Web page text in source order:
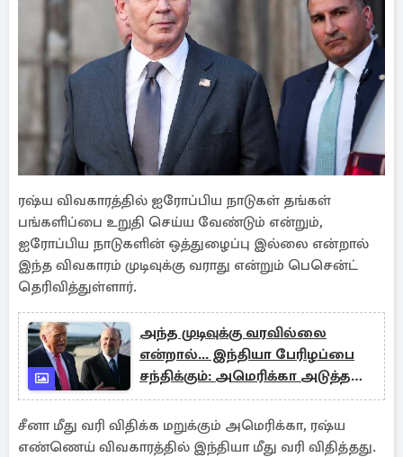
ரஷ்ய விவகாரத்தில் ஐரோப்பிய நாடுகள் தங்கள்
பங்களிப்பை உறுதி செய்ய வேண்டும் என்றும்,
ஐரோப்பிய நாடுகளின் ஒத்துழைப்பு இல்லை என்றால்
இந்த விவகாரம் முடிவுக்கு வராது என்றும் பெசென்ட்
தெரிவித்துள்ளார்.
அந்த முடிவுக்கு வரவில்லை
என்றால்... இந்தியா பேரிழப்பை
சந்திக்கும்: அமெரிக்கா அடுத்த
மிரட்டல்
சீனா மீது வரி விதிக்க மறுக்கும் அமெரிக்கா, ரஷ்ய
எண்ணெய் விவகாரத்தில் இந்தியா மீது வரி விதித்தது.